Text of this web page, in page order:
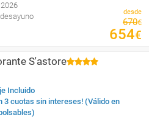
desde
670€
654€
S'astore
Incluido
3 cuotas sin intereses! (Válido en